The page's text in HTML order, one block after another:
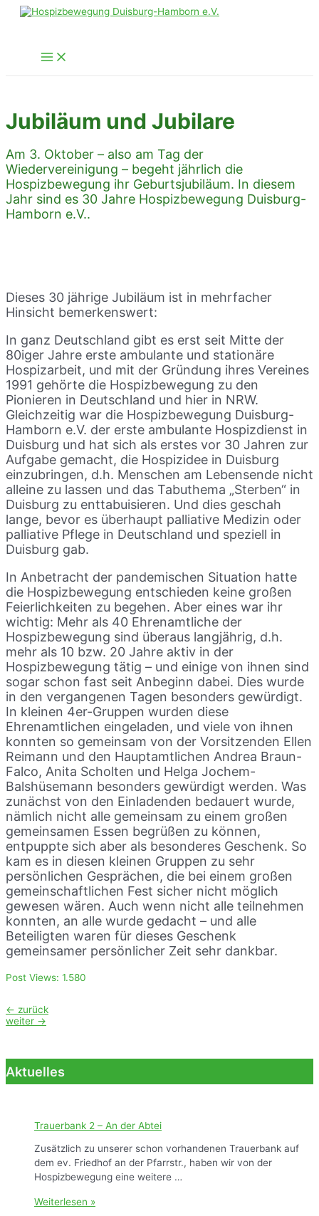
Zum
Main
Menu
Jubiläum und Jubilare
Am 3. Oktober – also am Tag der
Wiedervereinigung – begeht jährlich die
Hospizbewegung ihr Geburtsjubiläum. In diesem
Jahr sind es 30 Jahre Hospizbewegung Duisburg-
Hamborn e.V..
Dieses 30 jährige Jubiläum ist in mehrfacher
Hinsicht bemerkenswert:
In ganz Deutschland gibt es erst seit Mitte der
80iger Jahre erste ambulante und stationäre
Hospizarbeit, und mit der Gründung ihres Vereines
1991 gehörte die Hospizbewegung zu den
Pionieren in Deutschland und hier in NRW.
Gleichzeitig war die Hospizbewegung Duisburg-
Hamborn e.V. der erste ambulante Hospizdienst in
Duisburg und hat sich als erstes vor 30 Jahren zur
Aufgabe gemacht, die Hospizidee in Duisburg
einzubringen, d.h. Menschen am Lebensende nicht
alleine zu lassen und das Tabuthema „Sterben“ in
Duisburg zu enttabuisieren. Und dies geschah
lange, bevor es überhaupt palliative Medizin oder
palliative Pflege in Deutschland und speziell in
Duisburg gab.
In Anbetracht der pandemischen Situation hatte
die Hospizbewegung entschieden keine großen
Feierlichkeiten zu begehen. Aber eines war ihr
wichtig: Mehr als 40 Ehrenamtliche der
Hospizbewegung sind überaus langjährig, d.h.
mehr als 10 bzw. 20 Jahre aktiv in der
Hospizbewegung tätig – und einige von ihnen sind
sogar schon fast seit Anbeginn dabei. Dies wurde
in den vergangenen Tagen besonders gewürdigt.
In kleinen 4er-Gruppen wurden diese
Ehrenamtlichen eingeladen, und viele von ihnen
konnten so gemeinsam von der Vorsitzenden Ellen
Reimann und den Hauptamtlichen Andrea Braun-
Falco, Anita Scholten und Helga Jochem-
Balshüsemann besonders gewürdigt werden. Was
zunächst von den Einladenden bedauert wurde,
nämlich nicht alle gemeinsam zu einem großen
gemeinsamen Essen begrüßen zu können,
entpuppte sich aber als besonderes Geschenk. So
kam es in diesen kleinen Gruppen zu sehr
persönlichen Gesprächen, die bei einem großen
gemeinschaftlichen Fest sicher nicht möglich
gewesen wären. Auch wenn nicht alle teilnehmen
konnten, an alle wurde gedacht – und alle
Beteiligten waren für dieses Geschenk
gemeinsamer persönlicher Zeit sehr dankbar.
Post Views: 1.580
Beitragsnavigation
← zurück
weiter →
Aktuelles
Trauerbank 2 – An der Abtei
Zusätzlich zu unserer schon vorhandenen Trauerbank auf
dem ev. Friedhof an der Pfarrstr., haben wir von der
Hospizbewegung eine weitere …
T
Weiterlesen »